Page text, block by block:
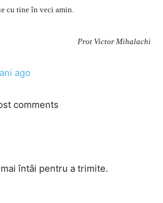
cu tine în veci amin.
Prot Victor Mihalachi
ago
comments
mai întâi pentru a trimite.